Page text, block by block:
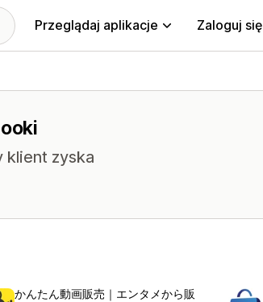
Przeglądaj aplikacje Zaloguj się
klient zyska
かんたん動画販売｜エンタメから販